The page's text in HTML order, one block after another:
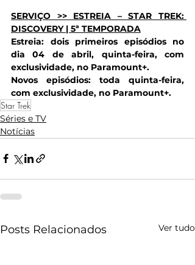
SERVIÇO >> ESTREIA – STAR TREK:
DISCOVERY | 5ª TEMPORADA
Estreia: dois primeiros episódios no
dia 04 de abril, quinta-feira, com
exclusividade, no Paramount+.
Novos episódios: toda quinta-feira,
com exclusividade, no Paramount+.
Star Trek
Séries e TV
Notícias
Posts Relacionados Ver tudo